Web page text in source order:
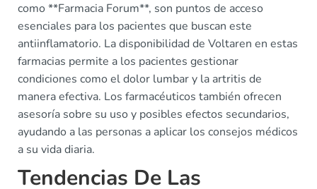
como **Farmacia Forum**, son puntos de acceso
esenciales para los pacientes que buscan este
antiinflamatorio. La disponibilidad de Voltaren en estas
farmacias permite a los pacientes gestionar
condiciones como el dolor lumbar y la artritis de
manera efectiva. Los farmacéuticos también ofrecen
asesoría sobre su uso y posibles efectos secundarios,
ayudando a las personas a aplicar los consejos médicos
a su vida diaria.
Tendencias De Las